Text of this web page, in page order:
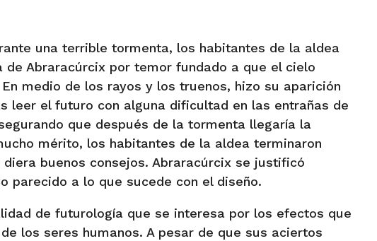
una terrible tormenta, los habitantes de la aldea
Abraracúrcix por temor fundado a que el cielo
medio de los rayos y los truenos, hizo su aparición
leer el futuro con alguna dificultad en las entrañas de
que después de la tormenta llegaría la
mérito, los habitantes de la aldea terminaron
buenos consejos. Abraracúrcix se justificó
parecido a lo que sucede con el diseño.
de futurología que se interesa por los efectos que
los seres humanos. A pesar de que sus aciertos